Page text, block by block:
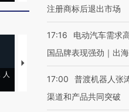
人
【推广】走进第四届链博
会，让数智科技“链”接产
【
有
注册商标后退出市场
17:16
电动汽车需求
国品牌表现强劲｜出
17:00
普渡机器人张
渠道和产品共同突破